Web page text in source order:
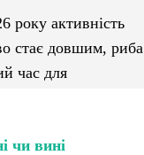
року активність
стає довшим, риба
час для
чи вині